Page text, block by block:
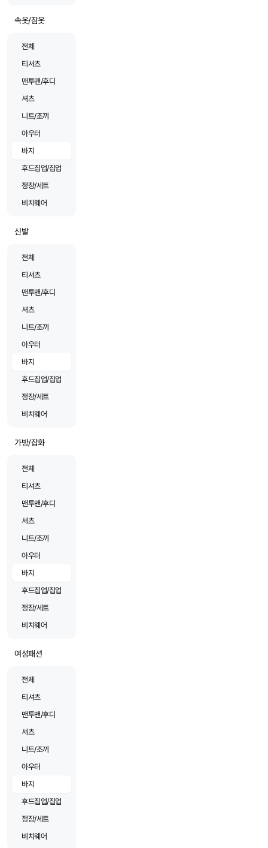
속옷/잠옷
전체
티셔츠
맨투맨/후디
셔츠
니트/조끼
아우터
바지
후드집업/집업
정장/세트
비치웨어
신발
전체
티셔츠
맨투맨/후디
셔츠
니트/조끼
아우터
바지
후드집업/집업
정장/세트
비치웨어
가방/잡화
전체
티셔츠
맨투맨/후디
셔츠
니트/조끼
아우터
바지
후드집업/집업
정장/세트
비치웨어
여성패션
전체
티셔츠
맨투맨/후디
셔츠
니트/조끼
아우터
바지
후드집업/집업
정장/세트
비치웨어